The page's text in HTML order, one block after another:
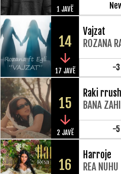
1 JAVË
14
17 JAVË
Vajzat
ROZANA
-3
15
2 JAVË
Raki
BANA
-5
16
Harroje
REA NUHU